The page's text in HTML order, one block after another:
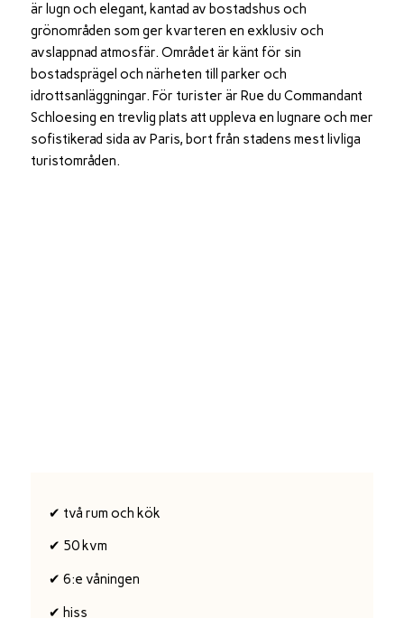
är lugn och elegant, kantad av bostadshus och
grönområden som ger kvarteren en exklusiv och
avslappnad atmosfär. Området är känt för sin
bostadsprägel och närheten till parker och
idrottsanläggningar. För turister är Rue du Commandant
Schloesing en trevlig plats att uppleva en lugnare och mer
sofistikerad sida av Paris, bort från stadens mest livliga
turistområden.
✔ två rum och kök
✔ 50 kvm
✔ 6:e våningen
✔ hiss